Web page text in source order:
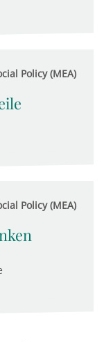
Policy (MEA)
Policy (MEA)